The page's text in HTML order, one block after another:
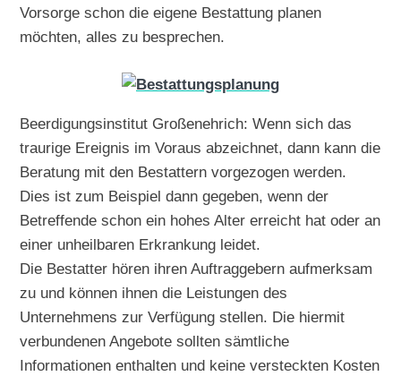
Vorsorge schon die eigene Bestattung planen
möchten, alles zu besprechen.
Beerdigungsinstitut Großenehrich: Wenn sich das
traurige Ereignis im Voraus abzeichnet, dann kann die
Beratung mit den Bestattern vorgezogen werden.
Dies ist zum Beispiel dann gegeben, wenn der
Betreffende schon ein hohes Alter erreicht hat oder an
einer unheilbaren Erkrankung leidet.
Die Bestatter hören ihren Auftraggebern aufmerksam
zu und können ihnen die Leistungen des
Unternehmens zur Verfügung stellen. Die hiermit
verbundenen Angebote sollten sämtliche
Informationen enthalten und keine versteckten Kosten